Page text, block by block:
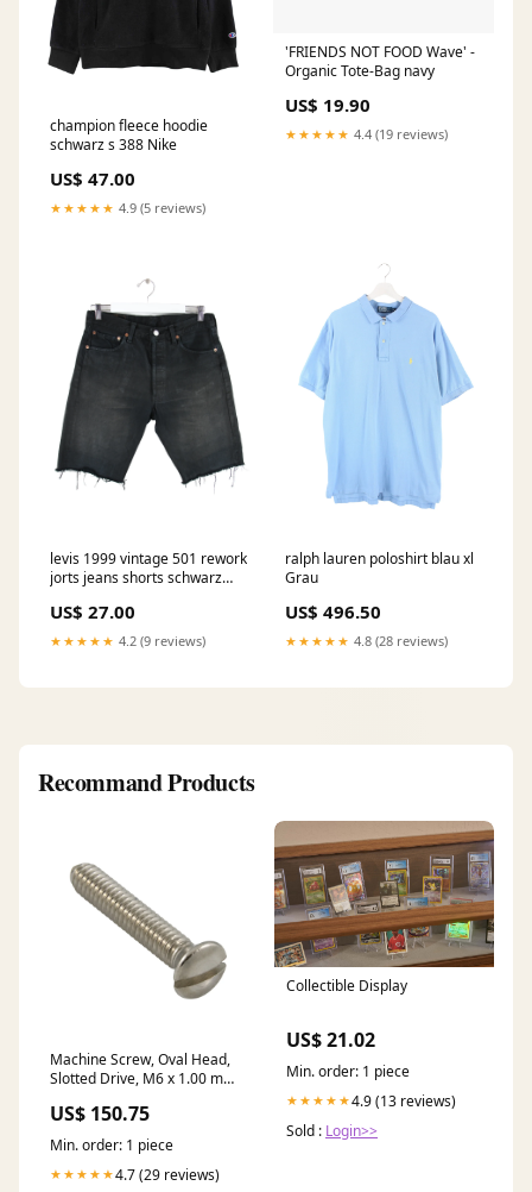
champion fleece hoodie
schwarz s 388 Nike
US$ 47.00
★★★★★ 4.9 (5 reviews)
'FRIENDS NOT FOOD Wave' -
Organic Tote-Bag navy
US$ 19.90
★★★★★ 4.4 (19 reviews)
levis 1999 vintage 501 rework
jorts jeans shorts schwarz
US$ 27.00
★★★★★ 4.2 (9 reviews)
ralph lauren poloshirt blau xl
Grau
US$ 496.50
★★★★★ 4.8 (28 reviews)
Recommand Products
Machine Screw, Oval Head,
Slotted Drive, M6 x 1.00 mm
Stainless Steel stock
US$ 150.75
Min. order: 1 piece
★★★★★4.7 (29 reviews)
Collectible Display
US$ 21.02
Min. order: 1 piece
★★★★★4.9 (13 reviews)
Sold : Login>>